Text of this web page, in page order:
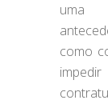
uma
como